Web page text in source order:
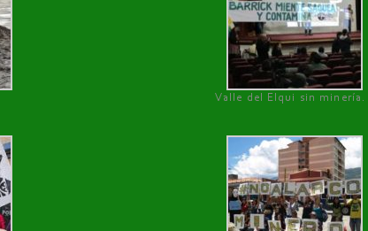
Valle del Elqui sin minería.